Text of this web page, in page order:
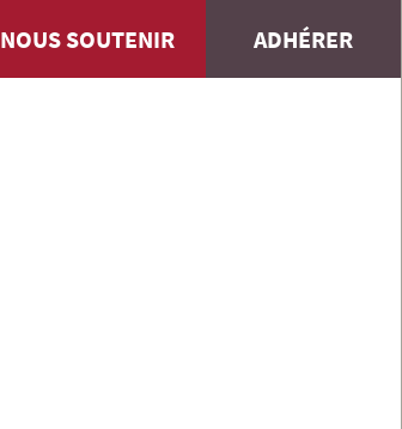
NOUS SOUTENIR ADHÉRER